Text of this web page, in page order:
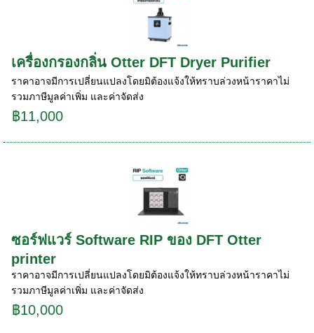
เครื่องกรองกลิ่น Otter DFT Dryer Purifier
ราคาอาจมีการเปลี่ยนแปลงโดยมิต้องแจ้งให้ทราบล่วงหน้าราคาไม่
รวมภาษีมูลค่าเพิ่ม และค่าจัดส่ง
฿11,000
ซอร์ฟแวร์ Software RIP ของ DFT Otter
printer
ราคาอาจมีการเปลี่ยนแปลงโดยมิต้องแจ้งให้ทราบล่วงหน้าราคาไม่
รวมภาษีมูลค่าเพิ่ม และค่าจัดส่ง
฿10,000